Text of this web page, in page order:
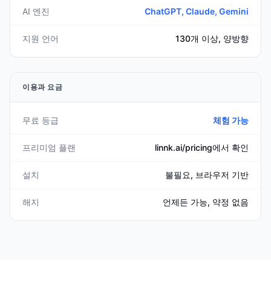
AI 엔진 ChatGPT, Claude, Gemini
지원 언어 130개 이상, 양방향
이용과 요금
무료 등급 체험 가능
프리미엄 플랜 linnk.ai/pricing에서 확인
설치 불필요, 브라우저 기반
해지 언제든 가능, 약정 없음